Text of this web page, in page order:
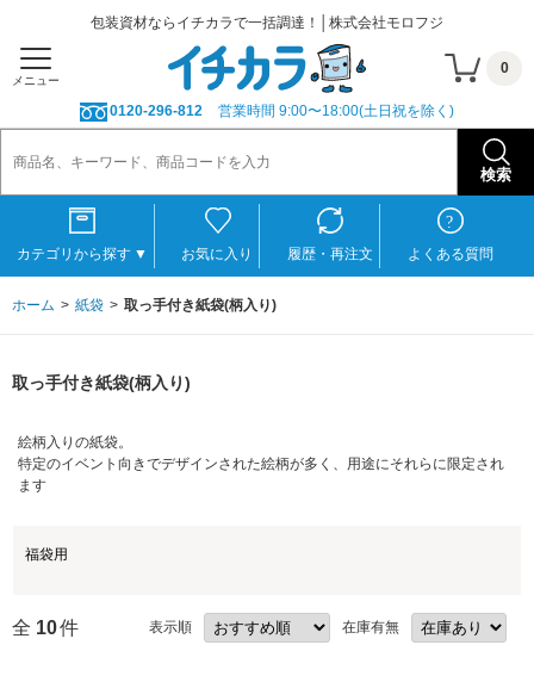
包装資材ならイチカラで一括調達！│株式会社モロフジ
メニュー
0
0120-296-812 営業時間 9:00〜18:00(土日祝を除く)
カテゴリから探す ▼ お気に入り 履歴・再注文 よくある質問
ホーム 紙袋 取っ手付き紙袋(柄入り)
取っ手付き紙袋(柄入り)
絵柄入りの紙袋。
特定のイベント向きでデザインされた絵柄が多く、用途にそれらに限定され
ます
福袋用
全 10件 表示順 在庫有無